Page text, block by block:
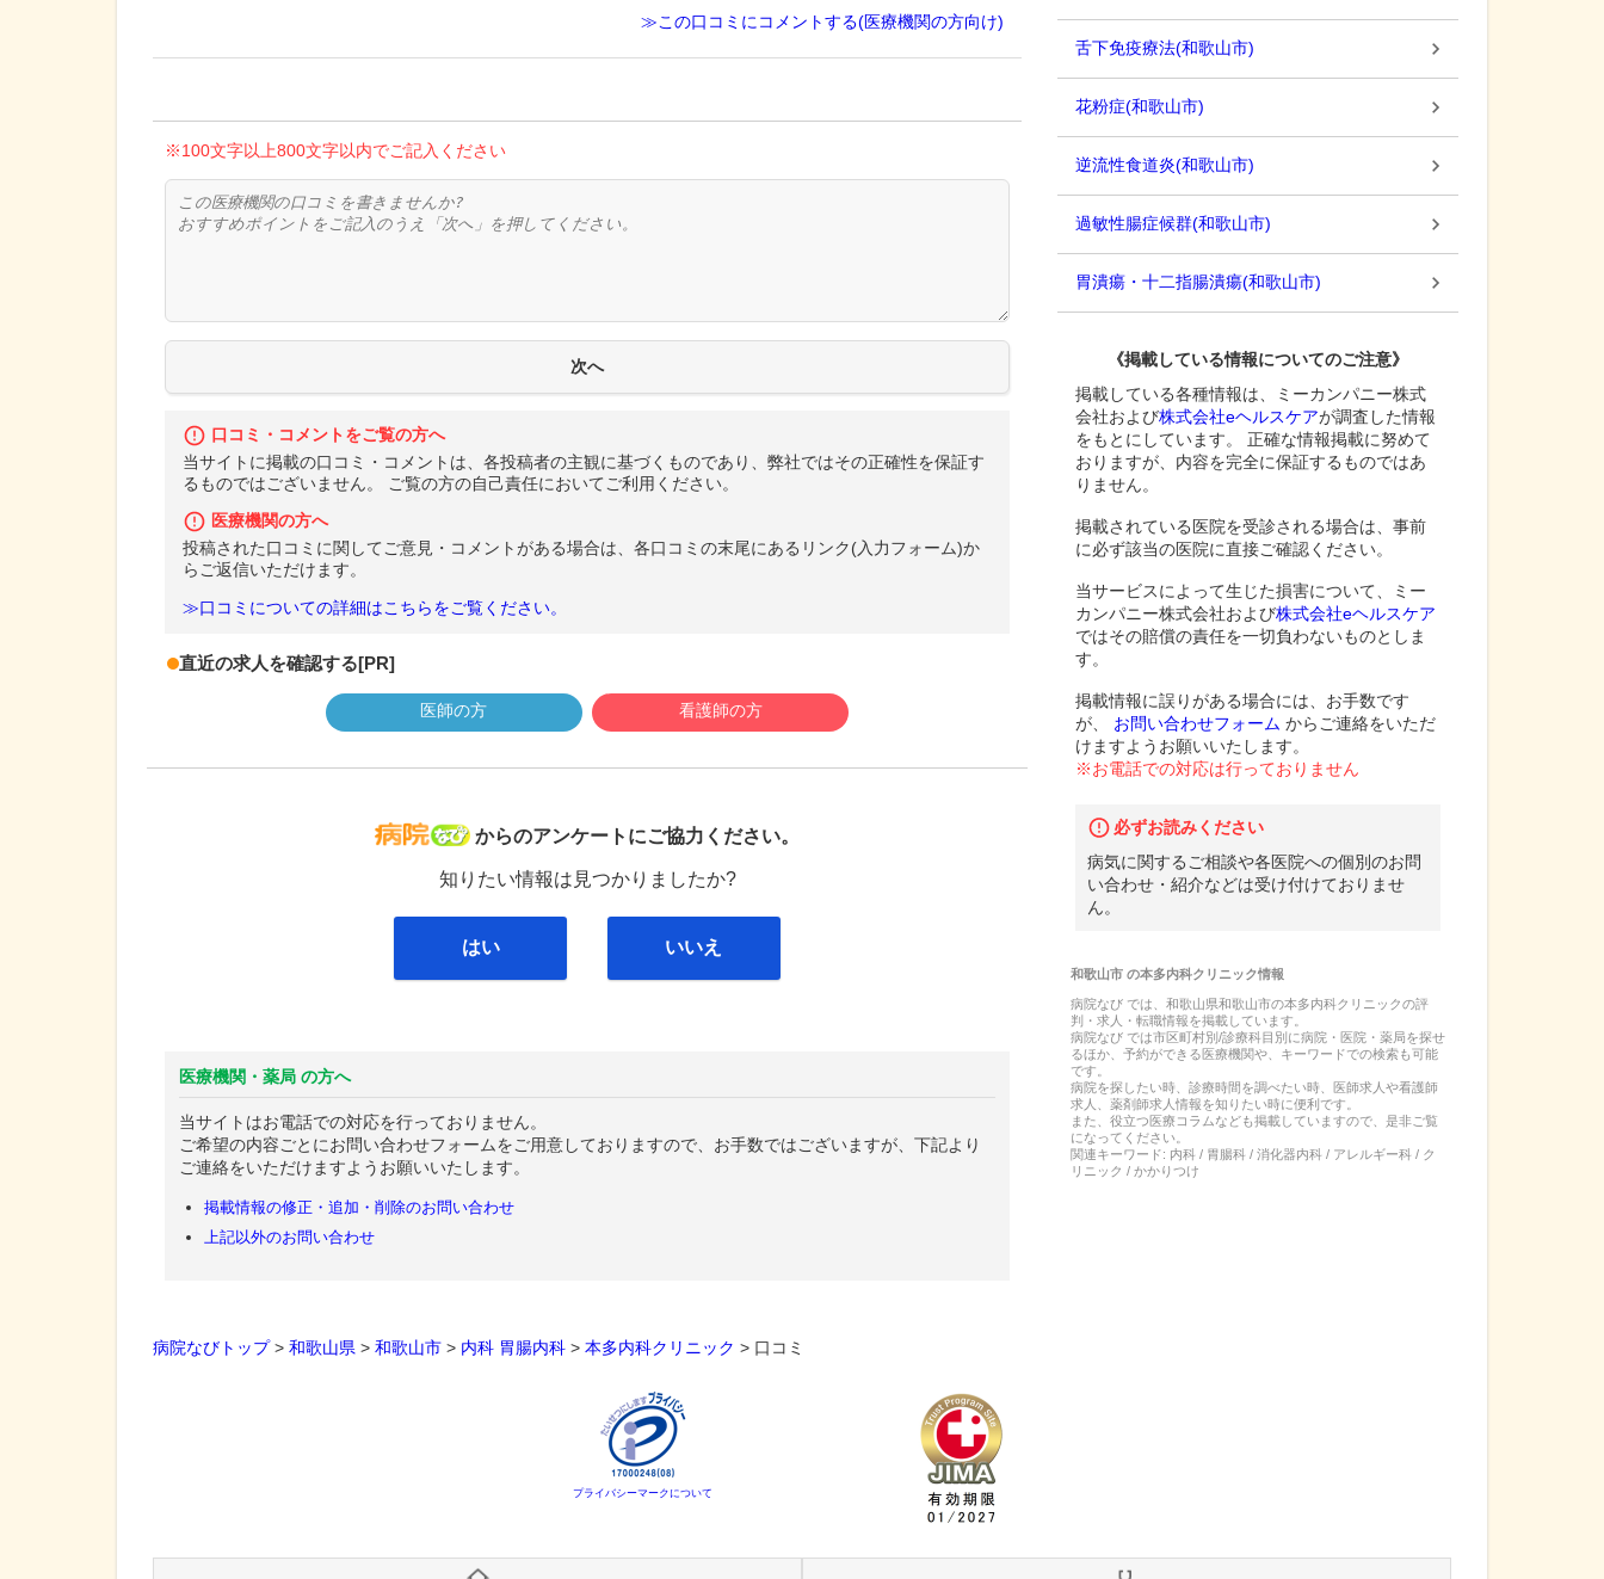
≫この口コミにコメントする(医療機関の方向け)
※100文字以上800文字以内でご記入ください
口コミ・コメントをご覧の方へ
当サイトに掲載の口コミ・コメントは、各投稿者の主観に基づくものであり、弊社ではその正確性を保証す
るものではございません。 ご覧の方の自己責任においてご利用ください。
医療機関の方へ
投稿された口コミに関してご意見・コメントがある場合は、各口コミの末尾にあるリンク(入力フォーム)か
らご返信いただけます。
≫口コミについての詳細はこちらをご覧ください。
直近の求人を確認する[PR]
医師の方 看護師の方
病院なび
からのアンケートにご協力ください。
知りたい情報は見つかりましたか?
はい いいえ
医療機関・薬局 の方へ
当サイトはお電話での対応を行っておりません。
ご希望の内容ごとにお問い合わせフォームをご用意しておりますので、お手数ではございますが、下記より
ご連絡をいただけますようお願いいたします。
掲載情報の修正・追加・削除のお問い合わせ
上記以外のお問い合わせ
舌下免疫療法(和歌山市)
花粉症(和歌山市)
逆流性食道炎(和歌山市)
過敏性腸症候群(和歌山市)
胃潰瘍・十二指腸潰瘍(和歌山市)
《掲載している情報についてのご注意》
掲載している各種情報は、ミーカンパニー株式
会社および株式会社eヘルスケアが調査した情報
をもとにしています。 正確な情報掲載に努めて
おりますが、内容を完全に保証するものではあ
りません。
掲載されている医院を受診される場合は、事前
に必ず該当の医院に直接ご確認ください。
当サービスによって生じた損害について、ミー
カンパニー株式会社および株式会社eヘルスケア
ではその賠償の責任を一切負わないものとしま
す。
掲載情報に誤りがある場合には、お手数です
が、
お問い合わせフォーム からご連絡をいただ
けますようお願いいたします。
※お電話での対応は行っておりません
必ずお読みください
病気に関するご相談や各医院への個別のお問
い合わせ・紹介などは受け付けておりませ
ん。
和歌山市の本多内科クリニック情報
病院なび では、 和歌山県和歌山市の本多内科クリニックの評
判・求人・転職情報を掲載しています。
病院なび では市区町村別/診療科目別に病院・医院・薬局を探せ
るほか、予約ができる医療機関や、キーワードでの検索も可能
です。
病院を探したい時、診療時間を調べたい時、医師求人や看護師
求人、薬剤師求人情報を知りたい時に便利です。
また、役立つ医療コラムなども掲載していますので、是非ご覧
になってください。
関連キーワード: 内科 / 胃腸科 / 消化器内科 / アレルギー科 / ク
リニック / かかりつけ
病院なびトップ> 和歌山県 > 和歌山市 > 内科 胃腸内科 > 本多内科クリニック > 口コミ
プライバシーマークについて